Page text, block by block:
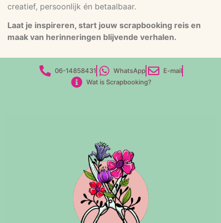
creatief, persoonlijk én betaalbaar.
Laat je inspireren, start jouw scrapbooking reis en
maak van herinneringen blijvende verhalen.
06-14858431 WhatsApp
E-mail
Wat is Scrapbooking?